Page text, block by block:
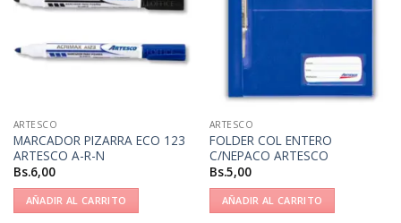
ARTESCO
MARCADOR PIZARRA ECO 123
ARTESCO A-R-N
Bs.6,00
AÑADIR AL CARRITO
ARTESCO
FOLDER COL ENTERO
C/NEPACO ARTESCO
Bs.5,00
AÑADIR AL CARRITO